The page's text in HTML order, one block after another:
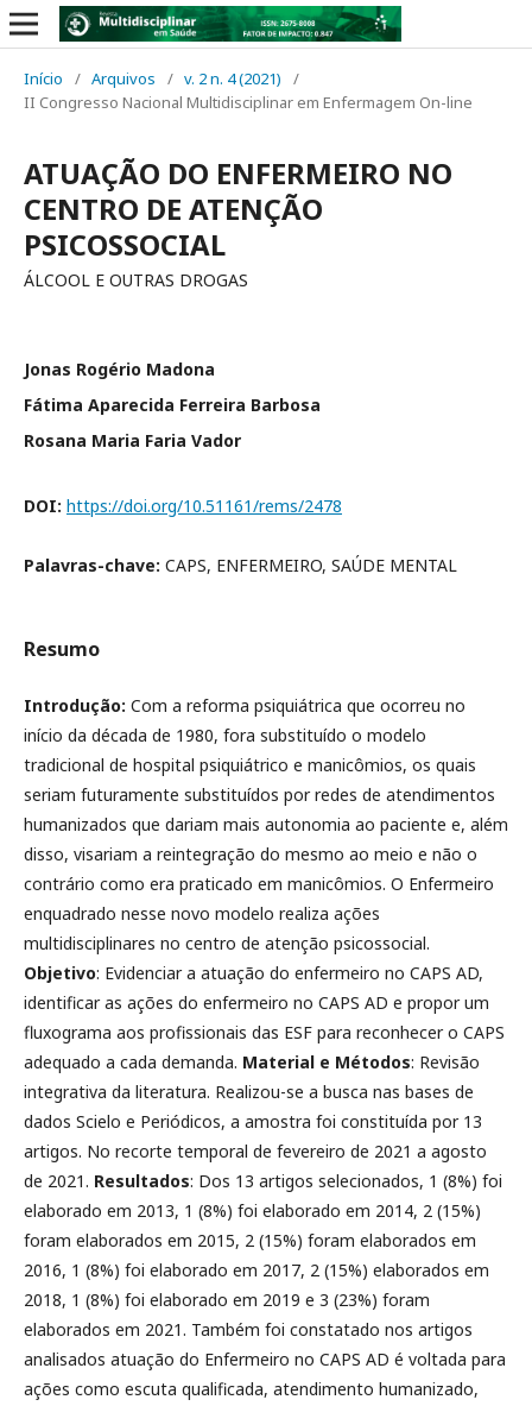
Início / Arquivos / v. 2 n. 4 (2021)
/
II Congresso Nacional Multidisciplinar em Enfermagem On-line
ATUAÇÃO DO ENFERMEIRO NO
CENTRO DE ATENÇÃO
PSICOSSOCIAL
ÁLCOOL E OUTRAS DROGAS
Jonas Rogério Madona
Fátima Aparecida Ferreira Barbosa
Rosana Maria Faria Vador
DOI: https://doi.org/10.51161/rems/2478
Palavras-chave: CAPS, ENFERMEIRO, SAÚDE MENTAL
Resumo
Introdução: Com a reforma psiquiátrica que ocorreu no
início da década de 1980, fora substituído o modelo
tradicional de hospital psiquiátrico e manicômios, os quais
seriam futuramente substituídos por redes de atendimentos
humanizados que dariam mais autonomia ao paciente e, além
disso, visariam a reintegração do mesmo ao meio e não o
contrário como era praticado em manicômios. O Enfermeiro
enquadrado nesse novo modelo realiza ações
multidisciplinares no centro de atenção psicossocial.
Objetivo: Evidenciar a atuação do enfermeiro no CAPS AD,
identificar as ações do enfermeiro no CAPS AD e propor um
fluxograma aos profissionais das ESF para reconhecer o CAPS
adequado a cada demanda. Material e Métodos: Revisão
integrativa da literatura. Realizou-se a busca nas bases de
dados Scielo e Periódicos, a amostra foi constituída por 13
artigos. No recorte temporal de fevereiro de 2021 a agosto
de 2021. Resultados: Dos 13 artigos selecionados, 1 (8%) foi
elaborado em 2013, 1 (8%) foi elaborado em 2014, 2 (15%)
foram elaborados em 2015, 2 (15%) foram elaborados em
2016, 1 (8%) foi elaborado em 2017, 2 (15%) elaborados em
2018, 1 (8%) foi elaborado em 2019 e 3 (23%) foram
elaborados em 2021. Também foi constatado nos artigos
analisados atuação do Enfermeiro no CAPS AD é voltada para
ações como escuta qualificada, atendimento humanizado,